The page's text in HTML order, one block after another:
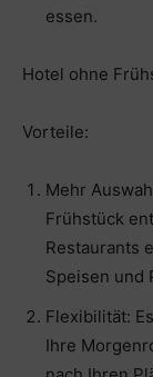
essen.
Hotel ohne
Vorteile:
Mehr
Frühstück
Restaurants
Speisen und
Flexibilität:
Ihre